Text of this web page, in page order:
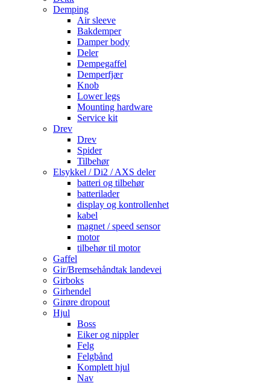
Demping
Air sleeve
Bakdemper
Damper body
Deler
Dempegaffel
Demperfjær
Knob
Lower legs
Mounting hardware
Service kit
Drev
Drev
Spider
Tilbehør
Elsykkel / Di2 / AXS deler
batteri og tilbehør
batterilader
display og kontrollenhet
kabel
magnet / speed sensor
motor
tilbehør til motor
Gaffel
Gir/Bremsehåndtak landevei
Girboks
Girhendel
Girøre dropout
Hjul
Boss
Eiker og nippler
Felg
Felgbånd
Komplett hjul
Nav